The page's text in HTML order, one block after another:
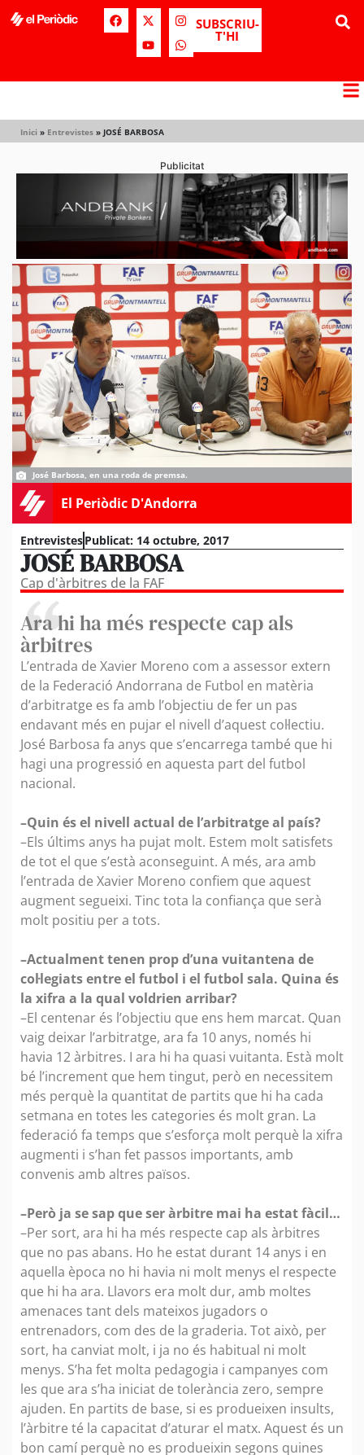
SUBSCRIU-
T'HI
Inici » Entrevistes » JOSÉ BARBOSA
Publicitat
José Barbosa, en una roda de premsa.
El Periòdic D'Andorra
EntrevistesPublicat: 14 octubre, 2017
JOSÉ BARBOSA
Cap d'àrbitres de la FAF
Ara hi ha més respecte cap als
àrbitres
L’entrada de Xavier Moreno com a assessor extern
de la Federació Andorrana de Futbol en matèria
d’arbitratge es fa amb l’objectiu de fer un pas
endavant més en pujar el nivell d’aquest col·lectiu.
José Barbosa fa anys que s’encarrega també que hi
hagi una progressió en aquesta part del futbol
nacional.
–Quin és el nivell actual de l’arbitratge al país?
–Els últims anys ha pujat molt. Estem molt satisfets
de tot el que s’està aconseguint. A més, ara amb
l’entrada de Xavier Moreno confiem que aquest
augment segueixi. Tinc tota la confiança que serà
molt positiu per a tots.
–Actualment tenen prop d’una vuitantena de
col·legiats entre el futbol i el futbol sala. Quina és
la xifra a la qual voldrien arribar?
–El centenar és l’objectiu que ens hem marcat. Quan
vaig deixar l’arbitratge, ara fa 10 anys, només hi
havia 12 àrbitres. I ara hi ha quasi vuitanta. Està molt
bé l’increment que hem tingut, però en necessitem
més perquè la quantitat de partits que hi ha cada
setmana en totes les categories és molt gran. La
federació fa temps que s’esforça molt perquè la xifra
augmenti i s’han fet passos importants, amb
convenis amb altres països.
–Però ja se sap que ser àrbitre mai ha estat fàcil…
–Per sort, ara hi ha més respecte cap als àrbitres
que no pas abans. Ho he estat durant 14 anys i en
aquella època no hi havia ni molt menys el respecte
que hi ha ara. Llavors era molt dur, amb moltes
amenaces tant dels mateixos jugadors o
entrenadors, com des de la graderia. Tot això, per
sort, ha canviat molt, i ja no és habitual ni molt
menys. S’ha fet molta pedagogia i campanyes com
les que ara s’ha iniciat de tolerància zero, sempre
ajuden. En partits de base, si es produeixen insults,
l’àrbitre té la capacitat d’aturar el matx. Aquest és un
bon camí perquè no es produeixin segons quines